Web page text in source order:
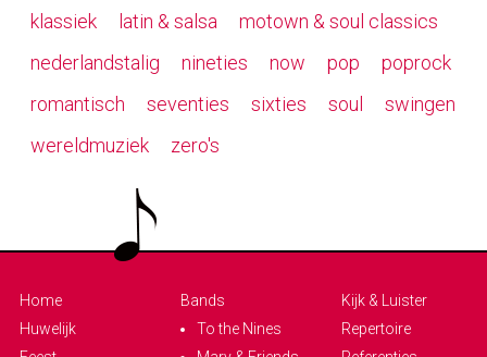
klassiek
latin & salsa
motown & soul classics
nederlandstalig
nineties now pop
poprock
romantisch
seventies sixties soul
swingen
wereldmuziek
zero's
Home
Huwelijk
Bands
To the Nines
Kijk & Luister
Repertoire